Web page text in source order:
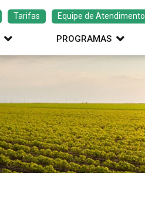
Tarifas Equipe de Atendimento
PROGRAMAS